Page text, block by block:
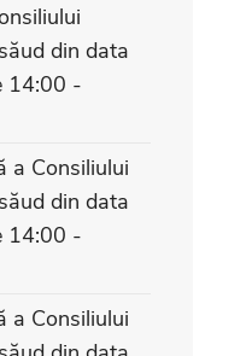
din data
14:00 -
a Consiliului
din data
14:00 -
a Consiliului